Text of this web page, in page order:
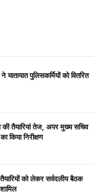
पुलिसकर्मियों को वितरित
की तैयारियां तेज, अपर मुख्य सचिव
किया निरीक्षण
को लेकर सर्वदलीय बैठक